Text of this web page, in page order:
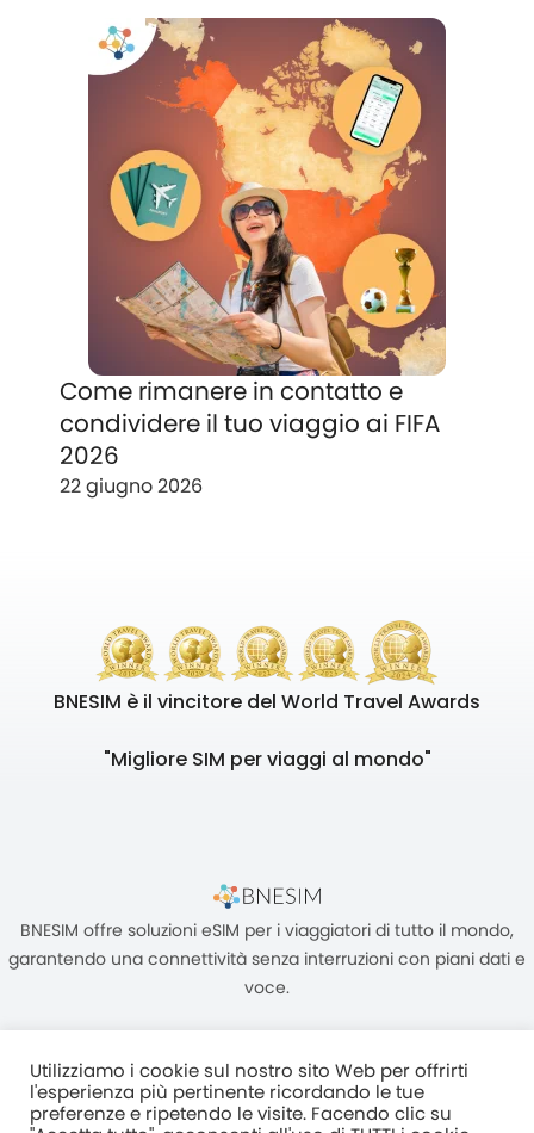
Come rimanere in contatto e
condividere il tuo viaggio ai FIFA
2026
22 giugno 2026
BNESIM è il vincitore del World Travel Awards
"Migliore SIM per viaggi al mondo"
BNESIM offre soluzioni eSIM per i viaggiatori di tutto il mondo,
garantendo una connettività senza interruzioni con piani dati e
voce.
Utilizziamo i cookie sul nostro sito Web per offrirti
l'esperienza più pertinente ricordando le tue
preferenze e ripetendo le visite. Facendo clic su